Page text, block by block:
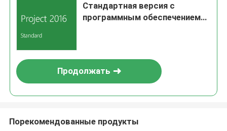
Стандартная версия с
программным обеспечением
Продолжать
Порекомендованные продукты